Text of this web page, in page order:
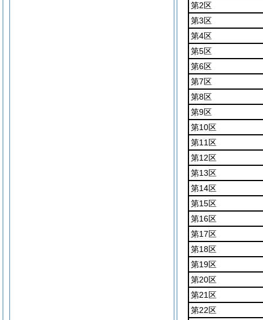
第2区
第3区
第4区
第5区
第6区
第7区
第8区
第9区
第10区
第11区
第12区
第13区
第14区
第15区
第16区
第17区
第18区
第19区
第20区
第21区
第22区